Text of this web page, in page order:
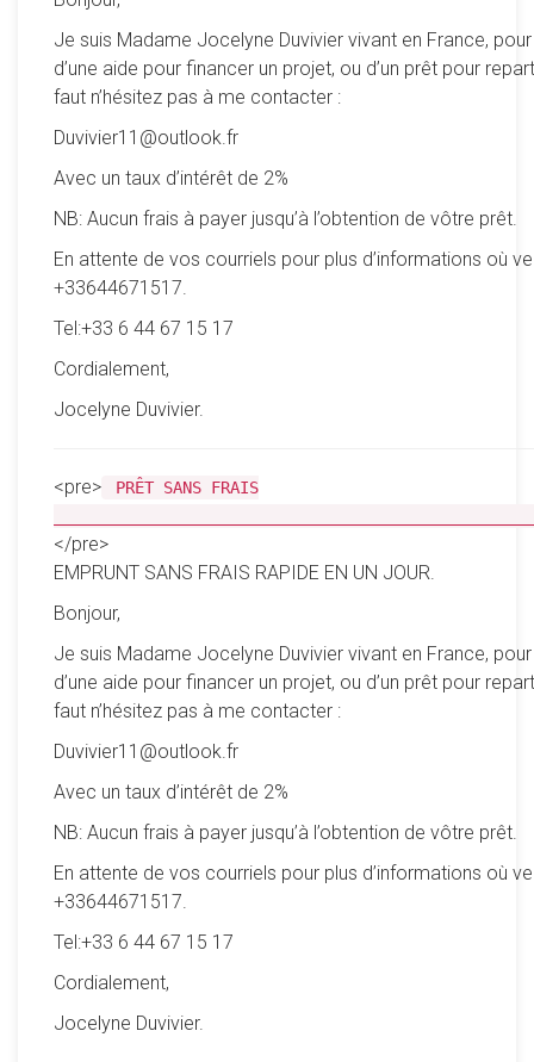
Je suis Madame Jocelyne Duvivier vivant en France,
d’une aide pour financer un projet, ou d’un prêt pour
faut n’hésitez pas à me contacter :
Duvivier11@outlook.fr
Avec un taux d’intérêt de 2%
NB: Aucun frais à payer jusqu’à l’obtention de vôtre prêt.
En attente de vos courriels pour plus d’informations où
+33644671517.
Tel:+33 6 44 67 15 17
Cordialement,
Jocelyne Duvivier.
<pre>
PRÊT SANS FRAIS
</pre>
EMPRUNT SANS FRAIS RAPIDE EN UN JOUR.
Bonjour,
Je suis Madame Jocelyne Duvivier vivant en France,
d’une aide pour financer un projet, ou d’un prêt pour
faut n’hésitez pas à me contacter :
Duvivier11@outlook.fr
Avec un taux d’intérêt de 2%
NB: Aucun frais à payer jusqu’à l’obtention de vôtre prêt.
En attente de vos courriels pour plus d’informations où
+33644671517.
Tel:+33 6 44 67 15 17
Cordialement,
Jocelyne Duvivier.